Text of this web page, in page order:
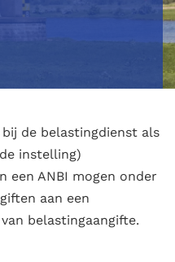
bij de belastingdienst als
instelling)
een ANBI mogen onder
aan een
belastingaangifte.